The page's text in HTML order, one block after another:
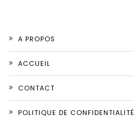
A PROPOS
ACCUEIL
CONTACT
POLITIQUE DE CONFIDENTIALITÉ